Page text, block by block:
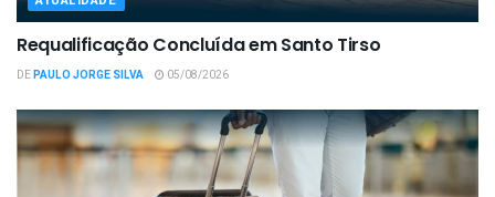
Requalificação Concluída em Santo Tirso
DEPAULO JORGE SILVA 05/08/2026